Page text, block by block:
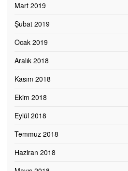
Mart 2019
Şubat 2019
Ocak 2019
Aralık 2018
Kasım 2018
Ekim 2018
Eylül 2018
Temmuz 2018
Haziran 2018